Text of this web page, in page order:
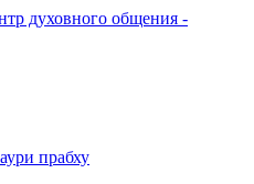
прабху